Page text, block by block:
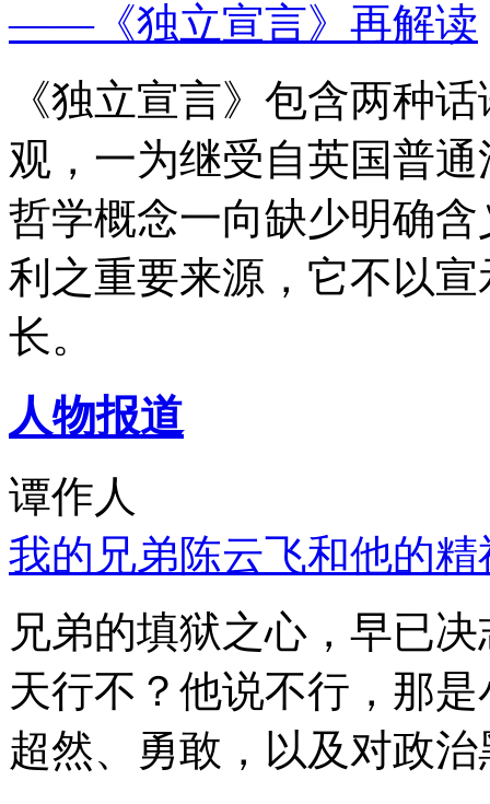
——《独立宣言》再解读
《独立宣言》包含两种
观，一为继受自英国普
哲学概念一向缺少明确
利之重要来源，它不以
长。
人物报道
谭作人
我的兄弟陈云飞和他的
兄弟的填狱之心，早已
天行不？他说不行，那
超然、勇敢，以及对政